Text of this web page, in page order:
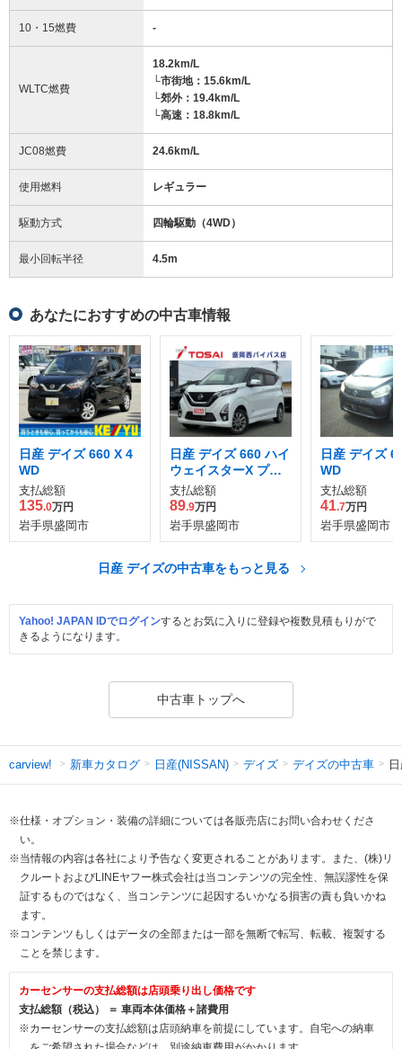
10・15燃費 -
WLTC燃費
18.2km/L
└市街地：15.6km/L
└郊外：19.4km/L
└高速：18.8km/L
JC08燃費 24.6km/L
使用燃料 レギュラー
駆動方式 四輪駆動（4WD）
最小回転半径 4.5m
あなたにおすすめの中古車情報
日産 デイズ 660 X 4
WD
支払総額
135.0万円
岩手県盛岡市
日産 デイズ 660 ハイ
ウェイスターX プロ
パイロット エディシ
ョン 4WD
支払総額
89.9万円
岩手県盛岡市
日産 デイズ
WD
支払総額
41.7万円
岩手県盛岡市
日産 デイズの中古車をもっと見る
Yahoo! JAPAN IDでログインするとお気に入りに登録や複数見積もりがで
きるようになります。
中古車トップへ
carview! 新車カタログ 日産(NISSAN) デイズ デイズの中古車
※仕様・オプション・装備の詳細については各販売店にお問い合わせくださ
い。
※当情報の内容は各社により予告なく変更されることがあります。また、(株)リ
クルートおよびLINEヤフー株式会社は当コンテンツの完全性、無誤謬性を保
証するものではなく、当コンテンツに起因するいかなる損害の責も負いかね
ます。
※コンテンツもしくはデータの全部または一部を無断で転写、転載、複製する
ことを禁じます。
カーセンサーの支払総額は店頭乗り出し価格です
支払総額（税込） ＝ 車両本体価格＋諸費用
※カーセンサーの支払総額は店頭納車を前提にしています。自宅への納車